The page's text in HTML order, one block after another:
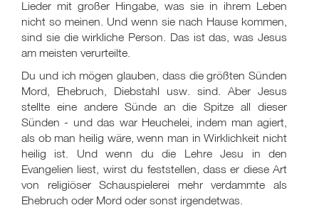
Lieder mit großer Hingabe, was sie in ihrem Leben
nicht so meinen. Und wenn sie nach Hause kommen,
sind sie die wirkliche Person. Das ist das, was Jesus
am meisten verurteilte.
Du und ich mögen glauben, dass die größten Sünden
Mord, Ehebruch, Diebstahl usw. sind. Aber Jesus
stellte eine andere Sünde an die Spitze all dieser
Sünden - und das war Heuchelei, indem man agiert,
als ob man heilig wäre, wenn man in Wirklichkeit nicht
heilig ist. Und wenn du die Lehre Jesu in den
Evangelien liest, wirst du feststellen, dass er diese Art
von religiöser Schauspielerei mehr verdammte als
Ehebruch oder Mord oder sonst irgendetwas.